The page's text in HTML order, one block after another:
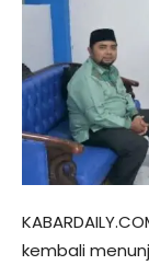
kembali